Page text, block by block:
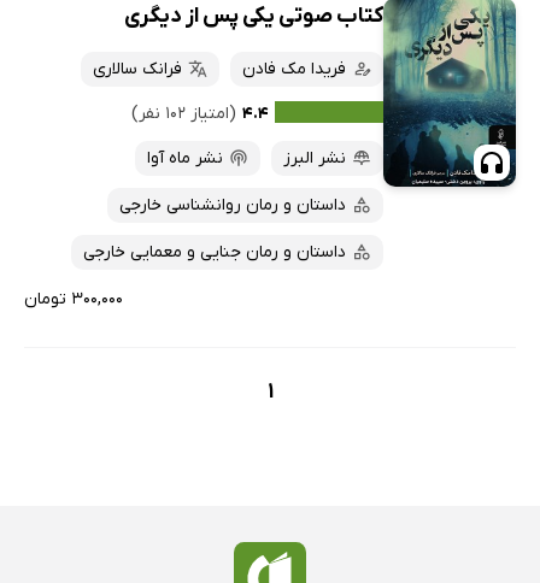
کتاب صوتی یکی پس از دیگری
فریدا مک فادن
فرانک سالاری
۴.۴ (امتیاز ۱۰۲ نفر)
نشر البرز
نشر ماه آوا
داستان و رمان روانشناسی خارجی
داستان و رمان جنایی و معمایی خارجی
۳۰۰,۰۰۰ تومان
1